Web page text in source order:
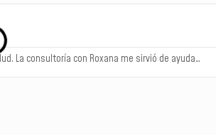
La consultoría con Roxana me sirvió de ayuda…